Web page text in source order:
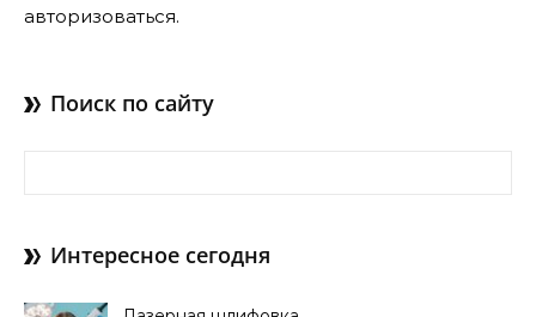
авторизоваться.
Поиск по сайту
Интересное сегодня